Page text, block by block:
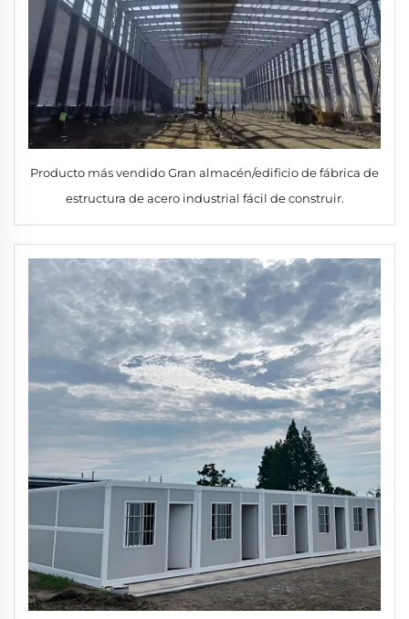
Producto más vendido Gran almacén/edificio de fábrica de
estructura de acero industrial fácil de construir.